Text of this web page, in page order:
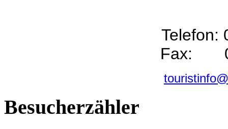
Telefon:
Fax:
Besucherzähler